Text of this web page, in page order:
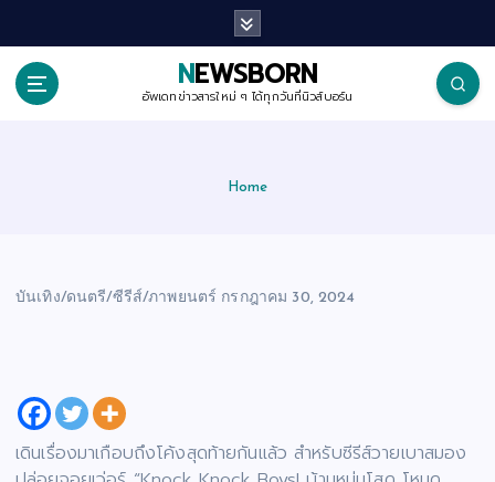
i
NEWSBORN
อัพเดทข่าวสารใหม่ ๆ ได้ทุกวันที่นิวส์บอร์น
Home
บันเทิง/ดนตรี/ซีรีส์/ภาพยนตร์ กรกฎาคม 30, 2024
เดินเรื่องมาเกือบถึงโค้งสุดท้ายกันแล้ว สำหรับซีรีส์วายเบาสมอง